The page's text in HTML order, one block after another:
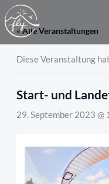
Zum
Inhalt
springen
« Alle Veranstaltungen
Diese Veranstaltung
Start- und
29. September 2023 @